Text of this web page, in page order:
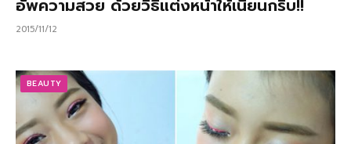
อัพความสวย ด้วยวิธีแต่งหน้าให้เนียนกริ๊บ!!
2015/11/12
BEAUTY